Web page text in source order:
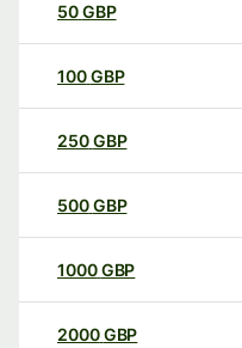
50GBP
100GBP
250GBP
500GBP
1000GBP
2000GBP